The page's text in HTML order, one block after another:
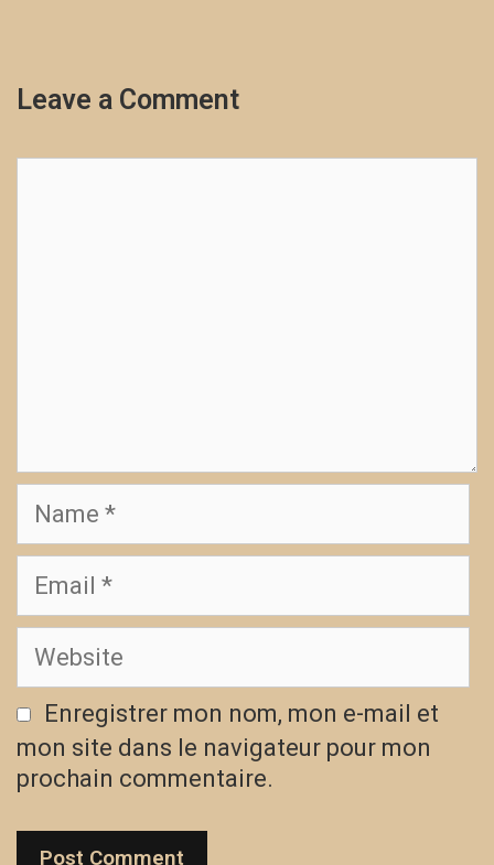
Leave a Comment
Enregistrer mon nom, mon e-mail et
mon site dans le navigateur pour mon
prochain commentaire.